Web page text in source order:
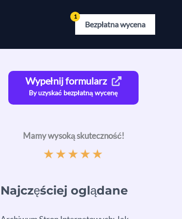
Bezpłatna wycena
Wypełnij formularz
By uzyskać bezpłatną wycenę
Mamy wysoką skuteczność!
★★★★★
Najczęściej oglądane